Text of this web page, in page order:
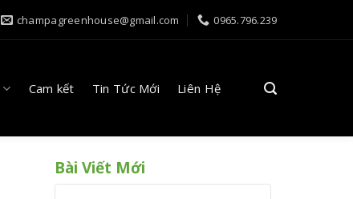
champagreenhouse@gmail.com 0965.796.239
Cam kết Tin Tức Mới Liên Hệ
Bài Viết Mới